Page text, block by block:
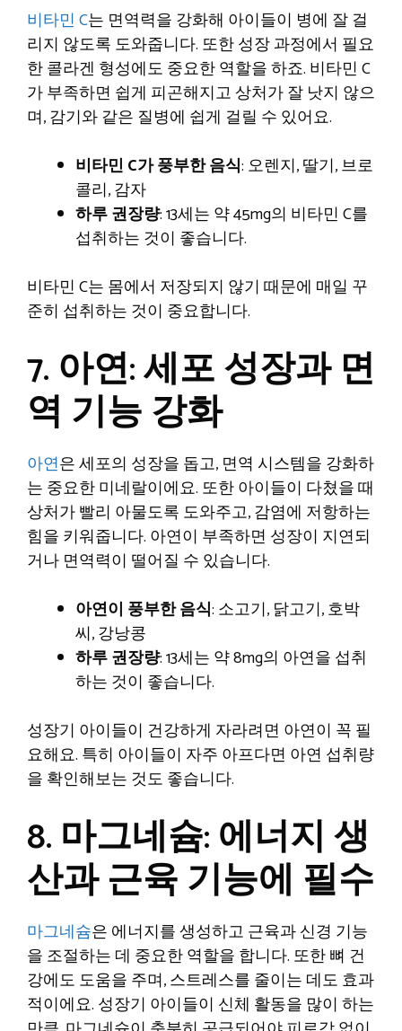
비타민 C는 면역력을 강화해 아이들이 병에 잘 걸
리지 않도록 도와줍니다. 또한 성장 과정에서 필요
한 콜라겐 형성에도 중요한 역할을 하죠. 비타민 C
가 부족하면 쉽게 피곤해지고 상처가 잘 낫지 않으
며, 감기와 같은 질병에 쉽게 걸릴 수 있어요.
비타민 C가 풍부한 음식: 오렌지, 딸기, 브로
콜리, 감자
하루 권장량: 13세는 약 45mg의 비타민 C를
섭취하는 것이 좋습니다.
비타민 C는 몸에서 저장되지 않기 때문에 매일 꾸
준히 섭취하는 것이 중요합니다.
7. 아연: 세포 성장과 면
역 기능 강화
아연은 세포의 성장을 돕고, 면역 시스템을 강화하
는 중요한 미네랄이에요. 또한 아이들이 다쳤을 때
상처가 빨리 아물도록 도와주고, 감염에 저항하는
힘을 키워줍니다. 아연이 부족하면 성장이 지연되
거나 면역력이 떨어질 수 있습니다.
아연이 풍부한 음식: 소고기, 닭고기, 호박
씨, 강낭콩
하루 권장량: 13세는 약 8mg의 아연을 섭취
하는 것이 좋습니다.
성장기 아이들이 건강하게 자라려면 아연이 꼭 필
요해요. 특히 아이들이 자주 아프다면 아연 섭취량
을 확인해보는 것도 좋습니다.
8. 마그네슘: 에너지 생
산과 근육 기능에 필수
마그네슘은 에너지를 생성하고 근육과 신경 기능
을 조절하는 데 중요한 역할을 합니다. 또한 뼈 건
강에도 도움을 주며, 스트레스를 줄이는 데도 효과
적이에요. 성장기 아이들이 신체 활동을 많이 하는